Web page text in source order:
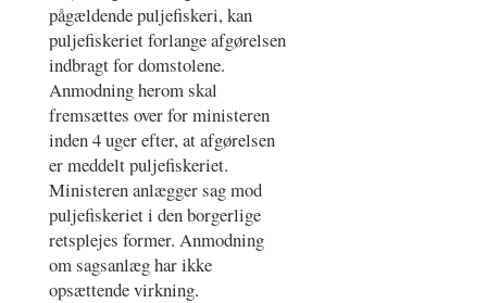
pågældende puljefiskeri, kan
puljefiskeriet forlange afgørelsen
indbragt for domstolene.
Anmodning herom skal
fremsættes over for ministeren
inden 4 uger efter, at afgørelsen
er meddelt puljefiskeriet.
Ministeren anlægger sag mod
puljefiskeriet i den borgerlige
retsplejes former. Anmodning
om sagsanlæg har ikke
opsættende virkning.